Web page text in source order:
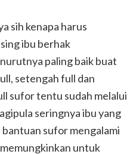
sih kenapa harus
ibu berhak
paling baik buat
setengah full dan
sufor tentu sudah melalui
seringnya ibu yang
sufor mengalami
untuk